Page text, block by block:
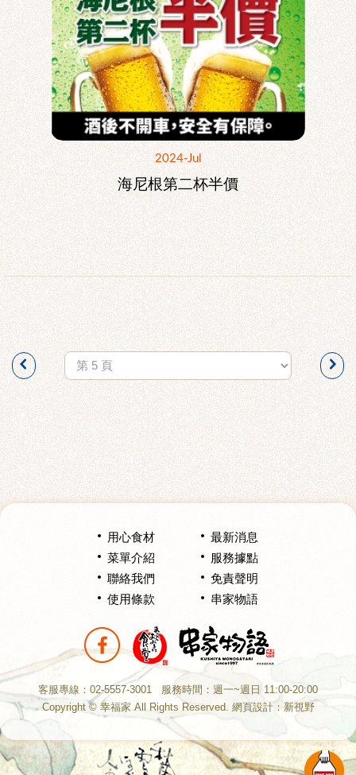
2024-Jul
海尼根第二杯半價
用心食材
最新消息
菜單介紹
服務據點
聯絡我們
免責聲明
使用條款
串家物語
分享至Facebook
客服專線：02-5557-3001 服務時間：週一~週日 11:00-20:00
Copyright © 幸福家 All Rights Reserved. 網頁設計：新視野